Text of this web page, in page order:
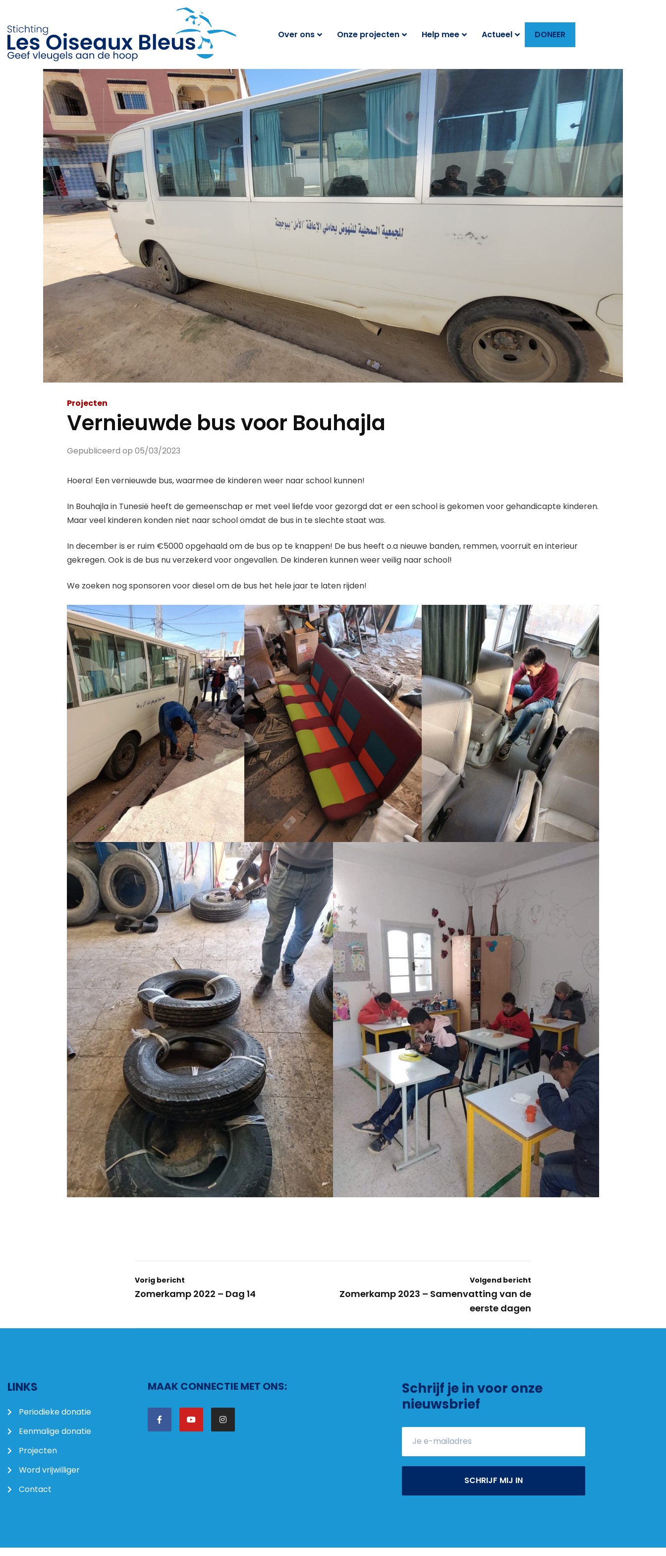
Over ons Onze projecten Help mee Actueel DONEER
Projecten
Vernieuwde bus voor Bouhajla
Gepubliceerd op 05/03/2023
Hoera! Een vernieuwde bus, waarmee de kinderen weer naar school kunnen!
In Bouhajla in Tunesië heeft de gemeenschap er met veel liefde voor gezorgd dat er een school is gekomen voor gehandicapte kinderen.
Maar veel kinderen konden niet naar school omdat de bus in te slechte staat was.
In december is er ruim €5000 opgehaald om de bus op te knappen! De bus heeft o.a nieuwe banden, remmen, voorruit en interieur
gekregen. Ook is de bus nu verzekerd voor ongevallen. De kinderen kunnen weer veilig naar school!
We zoeken nog sponsoren voor diesel om de bus het hele jaar te laten rijden!
Vorig bericht
Zomerkamp 2022 – Dag 14
Volgend bericht
Zomerkamp 2023 – Samenvatting van de
eerste dagen
LINKS
Periodieke donatie
Eenmalige donatie
Projecten
Word vrijwilliger
Contact
MAAK CONNECTIE MET ONS:
Schrijf je in voor onze
nieuwsbrief
SCHRIJF MIJ IN